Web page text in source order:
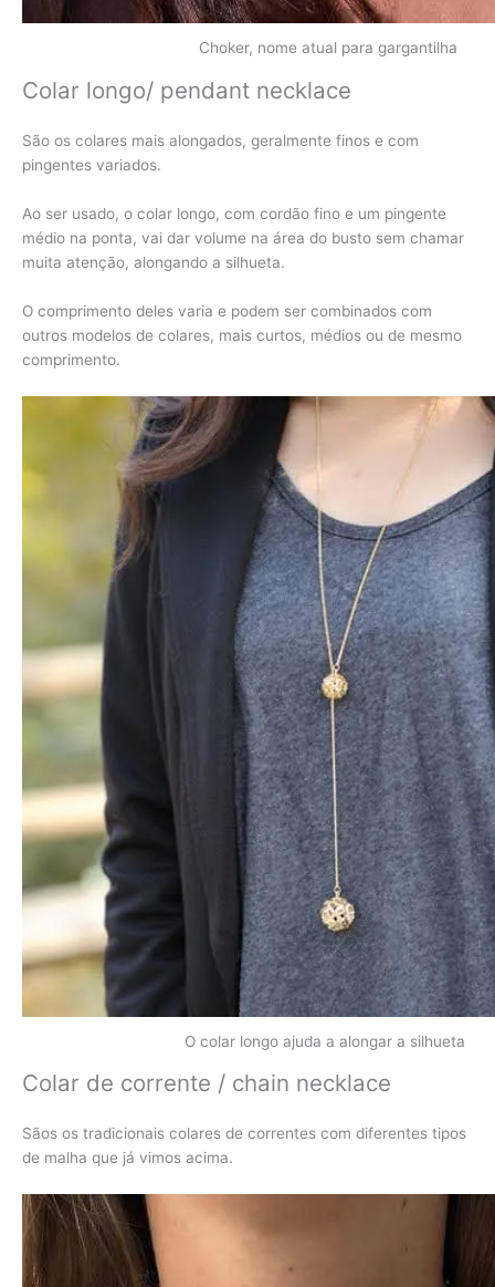
Choker, nome atual para gargantilha
Colar longo/ pendant necklace
São os colares mais alongados, geralmente finos e com
pingentes variados.
Ao ser usado, o colar longo, com cordão fino e um pingente
médio na ponta, vai dar volume na área do busto sem chamar
muita atenção, alongando a silhueta.
O comprimento deles varia e podem ser combinados com
outros modelos de colares, mais curtos, médios ou de mesmo
comprimento.
O colar longo ajuda a alongar a silhueta
Colar de corrente / chain necklace
Sãos os tradicionais colares de correntes com diferentes tipos
de malha que já vimos acima.